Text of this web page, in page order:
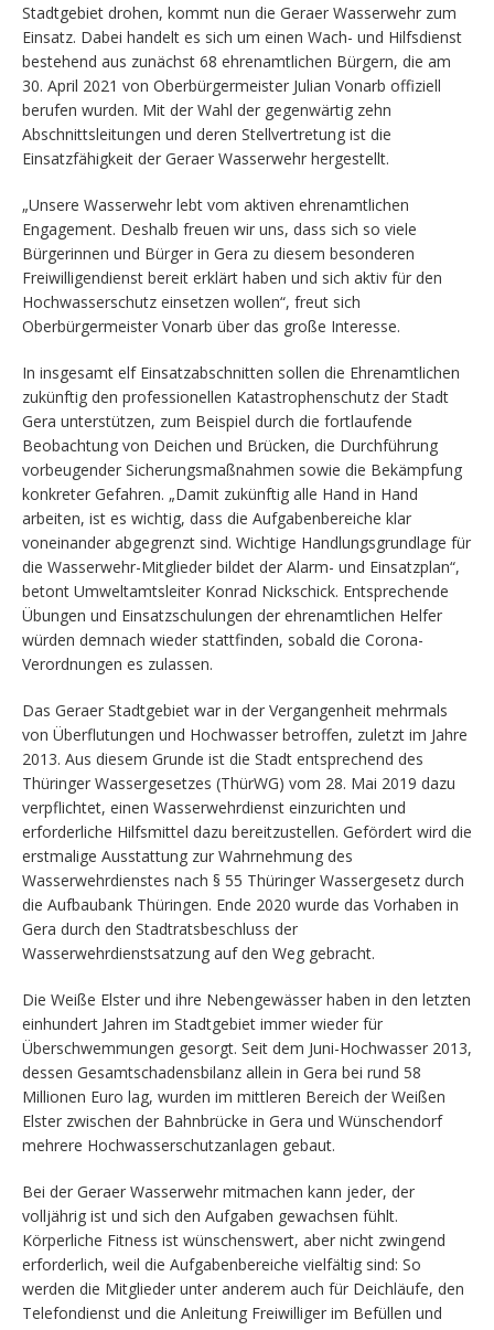
Stadtgebiet drohen, kommt nun die Geraer Wasserwehr zum
Einsatz. Dabei handelt es sich um einen Wach- und Hilfsdienst
bestehend aus zunächst 68 ehrenamtlichen Bürgern, die am
30. April 2021 von Oberbürgermeister Julian Vonarb offiziell
berufen wurden. Mit der Wahl der gegenwärtig zehn
Abschnittsleitungen und deren Stellvertretung ist die
Einsatzfähigkeit der Geraer Wasserwehr hergestellt.
„Unsere Wasserwehr lebt vom aktiven ehrenamtlichen
Engagement. Deshalb freuen wir uns, dass sich so viele
Bürgerinnen und Bürger in Gera zu diesem besonderen
Freiwilligendienst bereit erklärt haben und sich aktiv für den
Hochwasserschutz einsetzen wollen“, freut sich
Oberbürgermeister Vonarb über das große Interesse.
In insgesamt elf Einsatzabschnitten sollen die Ehrenamtlichen
zukünftig den professionellen Katastrophenschutz der Stadt
Gera unterstützen, zum Beispiel durch die fortlaufende
Beobachtung von Deichen und Brücken, die Durchführung
vorbeugender Sicherungsmaßnahmen sowie die Bekämpfung
konkreter Gefahren. „Damit zukünftig alle Hand in Hand
arbeiten, ist es wichtig, dass die Aufgabenbereiche klar
voneinander abgegrenzt sind. Wichtige Handlungsgrundlage für
die Wasserwehr-Mitglieder bildet der Alarm- und Einsatzplan“,
betont Umweltamtsleiter Konrad Nickschick. Entsprechende
Übungen und Einsatzschulungen der ehrenamtlichen Helfer
würden demnach wieder stattfinden, sobald die Corona-
Verordnungen es zulassen.
Das Geraer Stadtgebiet war in der Vergangenheit mehrmals
von Überflutungen und Hochwasser betroffen, zuletzt im Jahre
2013. Aus diesem Grunde ist die Stadt entsprechend des
Thüringer Wassergesetzes (ThürWG) vom 28. Mai 2019 dazu
verpflichtet, einen Wasserwehrdienst einzurichten und
erforderliche Hilfsmittel dazu bereitzustellen. Gefördert wird die
erstmalige Ausstattung zur Wahrnehmung des
Wasserwehrdienstes nach § 55 Thüringer Wassergesetz durch
die Aufbaubank Thüringen. Ende 2020 wurde das Vorhaben in
Gera durch den Stadtratsbeschluss der
Wasserwehrdienstsatzung auf den Weg gebracht.
Die Weiße Elster und ihre Nebengewässer haben in den letzten
einhundert Jahren im Stadtgebiet immer wieder für
Überschwemmungen gesorgt. Seit dem Juni-Hochwasser 2013,
dessen Gesamtschadensbilanz allein in Gera bei rund 58
Millionen Euro lag, wurden im mittleren Bereich der Weißen
Elster zwischen der Bahnbrücke in Gera und Wünschendorf
mehrere Hochwasserschutzanlagen gebaut.
Bei der Geraer Wasserwehr mitmachen kann jeder, der
volljährig ist und sich den Aufgaben gewachsen fühlt.
Körperliche Fitness ist wünschenswert, aber nicht zwingend
erforderlich, weil die Aufgabenbereiche vielfältig sind: So
werden die Mitglieder unter anderem auch für Deichläufe, den
Telefondienst und die Anleitung Freiwilliger im Befüllen und